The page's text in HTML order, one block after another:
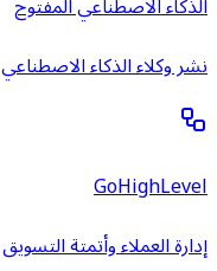
نشر وكلاء الذكاء الاصطناعي
GoHighLevel
إدارة العملاء وأتمتة التسويق